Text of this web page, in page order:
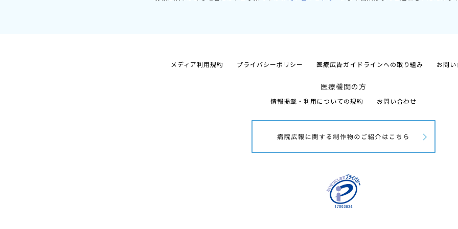
メディア利用規約 プライバシーポリシー 医療広告ガイドラインへの取り組み お問
医療機関の方
情報掲載・利用についての規約 お問い合わせ